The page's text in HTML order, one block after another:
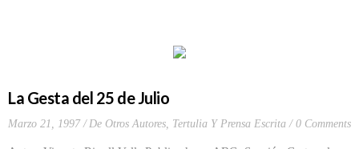
La Gesta del 25 de Julio
Marzo 21, 1997 De Otros Autores, Tertulia Y Prensa Escrita 0 Comments